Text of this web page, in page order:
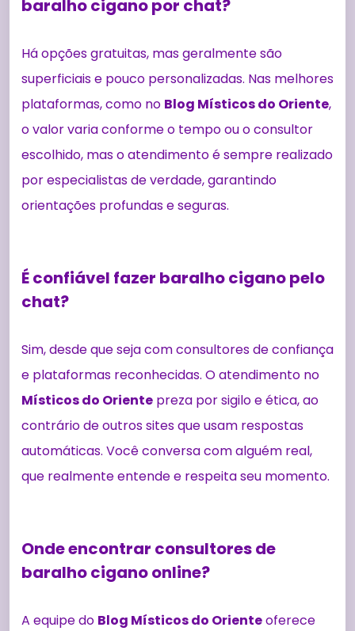
baralho cigano por chat?
Há opções gratuitas, mas geralmente são
superficiais e pouco personalizadas. Nas melhores
plataformas, como no Blog Místicos do Oriente,
o valor varia conforme o tempo ou o consultor
escolhido, mas o atendimento é sempre realizado
por especialistas de verdade, garantindo
orientações profundas e seguras.
É confiável fazer baralho cigano pelo
chat?
Sim, desde que seja com consultores de confiança
e plataformas reconhecidas. O atendimento no
Místicos do Oriente preza por sigilo e ética, ao
contrário de outros sites que usam respostas
automáticas. Você conversa com alguém real,
que realmente entende e respeita seu momento.
Onde encontrar consultores de
baralho cigano online?
A equipe do Blog Místicos do Orienteoferece